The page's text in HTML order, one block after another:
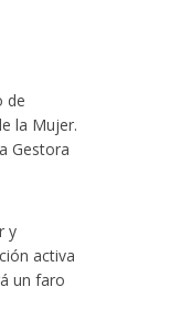
de
la Mujer.
Gestora
y
activa
un faro